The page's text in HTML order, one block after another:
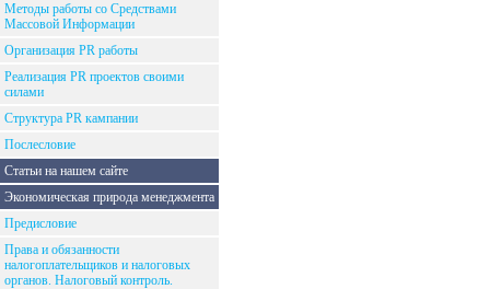
Методы работы со Средствами
Массовой Информации
Организация PR работы
Реализация PR проектов своими
силами
Структура PR кампании
Послесловие
Статьи на нашем сайте
Экономическая природа менеджмента
Предисловие
Права и обязанности
налогоплательщиков и налоговых
органов. Налоговый контроль.